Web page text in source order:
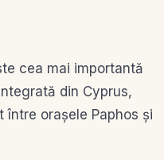
cea mai importantă
din Cyprus,
orașele Paphos și